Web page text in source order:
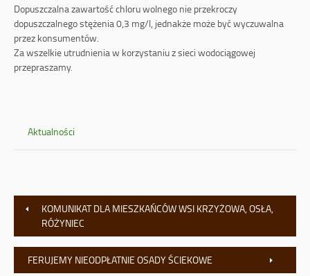
Dopuszczalna zawartość chloru wolnego nie przekroczy
dopuszczalnego stężenia 0,3 mg/l, jednakże może być wyczuwalna
przez konsumentów.
Za wszelkie utrudnienia w korzystaniu z sieci wodociągowej
przepraszamy.
Aktualności
KOMUNIKAT DLA MIESZKAŃCÓW WSI KRZYŻOWA, OSŁA,
RÓŻYNIEC
FERUJEMY NIEODPŁATNIE OSADY ŚCIEKOWE